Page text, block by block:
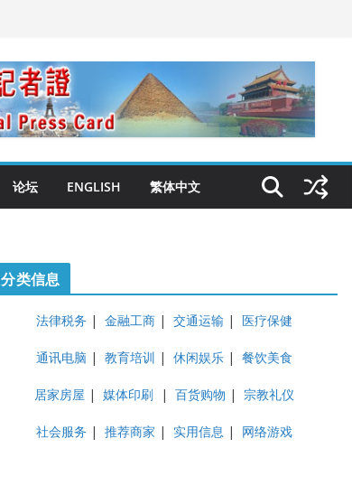
论坛 ENGLISH 繁体中文
分类信息
法律税务 | 金融工商| 交通运输| 医疗保健
通讯电脑 | 教育培训 | 休闲娱乐| 餐饮美食
居家房屋 | 媒体印刷| 百货购物 | 宗教礼仪
社会服务 | 推荐商家 | 实用信息 | 网络游戏